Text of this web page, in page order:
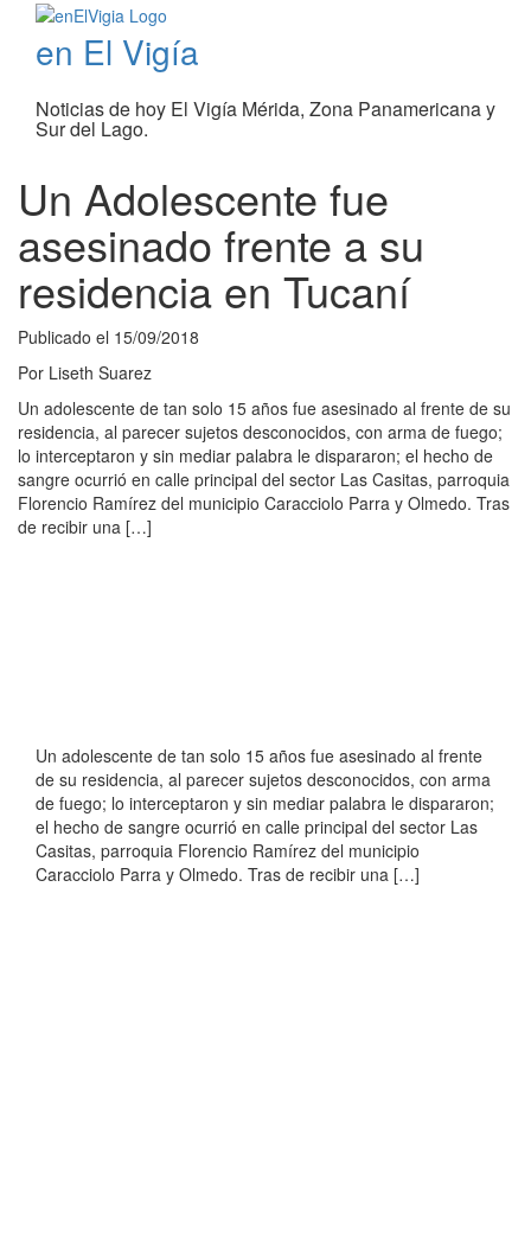
en El Vigía
Noticias de hoy El Vigía Mérida, Zona Panamericana y
Sur del Lago.
Un Adolescente fue
asesinado frente a su
residencia en Tucaní
Publicado el 15/09/2018
Por Liseth Suarez
Un adolescente de tan solo 15 años fue asesinado al frente de su
residencia, al parecer sujetos desconocidos, con arma de fuego;
lo interceptaron y sin mediar palabra le dispararon; el hecho de
sangre ocurrió en calle principal del sector Las Casitas, parroquia
Florencio Ramírez del municipio Caracciolo Parra y Olmedo. Tras
de recibir una […]
Un adolescente de tan solo 15 años fue asesinado al frente
de su residencia, al parecer sujetos desconocidos, con arma
de fuego; lo interceptaron y sin mediar palabra le dispararon;
el hecho de sangre ocurrió en calle principal del sector Las
Casitas, parroquia Florencio Ramírez del municipio
Caracciolo Parra y Olmedo. Tras de recibir una […]